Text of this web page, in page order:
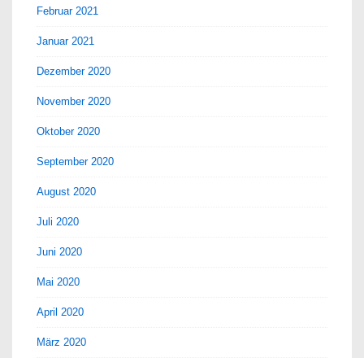
Februar 2021
Januar 2021
Dezember 2020
November 2020
Oktober 2020
September 2020
August 2020
Juli 2020
Juni 2020
Mai 2020
April 2020
März 2020